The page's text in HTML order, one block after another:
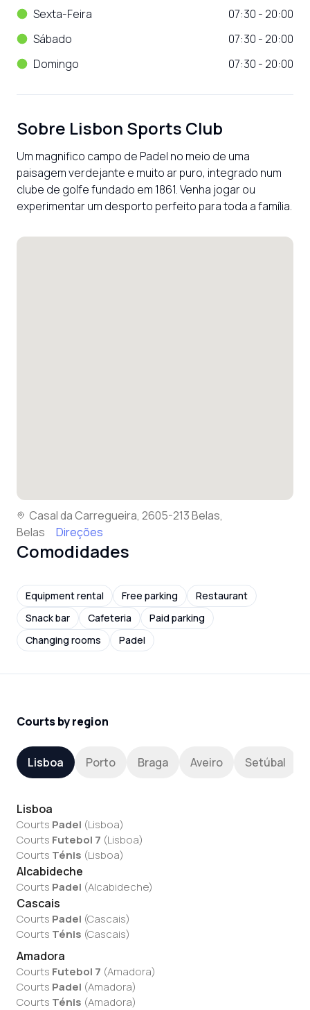
Sexta-Feira
07:30 - 20:00
Sábado
07:30 - 20:00
Domingo
07:30 - 20:00
Sobre Lisbon Sports Club
Um magnifico campo de Padel no meio de uma
paisagem verdejante e muito ar puro, integrado num
clube de golfe fundado em 1861. Venha jogar ou
experimentar um desporto perfeito para toda a família.
Casal da Carregueira, 2605-213 Belas,
Belas
Direções
Comodidades
Equipment rental Free parking
Restaurant
Snack bar
Cafeteria
Paid parking
Changing rooms
Padel
Courts by region
Lisboa Porto Braga Aveiro Setúbal
Lisboa
Courts Padel (Lisboa)
Courts Futebol 7 (Lisboa)
Courts Ténis (Lisboa)
Alcabideche
Courts Padel (Alcabideche)
Cascais
Courts Padel (Cascais)
Courts Ténis (Cascais)
Amadora
Courts Futebol 7 (Amadora)
Courts Padel (Amadora)
Courts Ténis (Amadora)